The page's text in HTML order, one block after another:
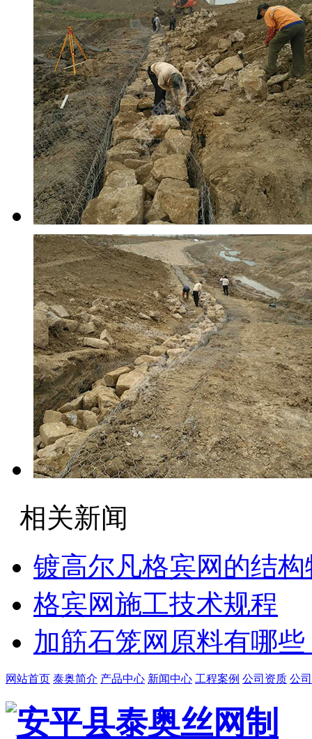
相关新闻
镀高尔凡格宾网的结构
格宾网施工技术规程
加筋石笼网原料有哪些
网站首页 泰奥简介 产品中心 新闻中心 工程案例 公司资质 公